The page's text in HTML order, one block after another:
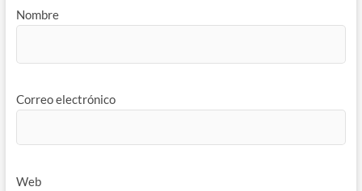
Nombre
Correo electrónico
Web